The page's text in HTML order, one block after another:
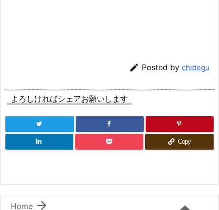
 Posted by chidegu
よろしければシェアお願いします
Copy

Home